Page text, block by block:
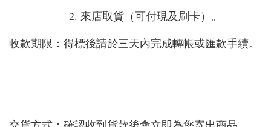
2. 來店取貨（可付現及刷卡）。
收款期限：得標後請於三天內完成轉帳或匯款手續。